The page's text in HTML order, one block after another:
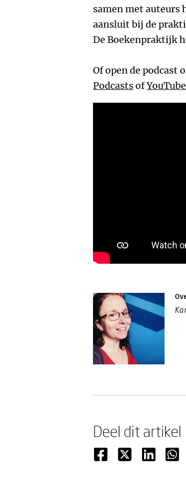
samen met auteurs
aansluit bij de
De Boekenpraktijk
Of open de podcast
PodcastsofYouTube
Deel dit artikel